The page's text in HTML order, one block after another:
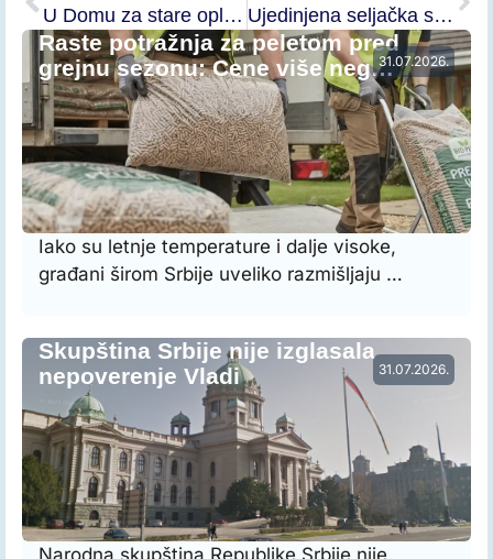
U Domu za stare opljačkano 230 lica
Ujedinjena seljačka stranka će podržati Aleksandra Vučića
31.07.2026.
Raste potražnja za peletom pred
grejnu sezonu: Cene više neg…
Iako su letnje temperature i dalje visoke,
građani širom Srbije uveliko razmišljaju …
31.07.2026.
Skupština Srbije nije izglasala
nepoverenje Vladi
Narodna skupština Republike Srbije nije